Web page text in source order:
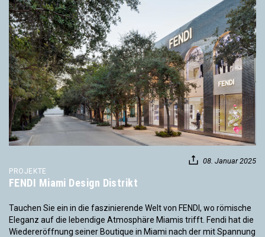
08. Januar 2025
PROJEKTE
FENDI Miami Design Distrikt
Tauchen Sie ein in die faszinierende Welt von FENDI, wo römische
Eleganz auf die lebendige Atmosphäre Miamis trifft. Fendi hat die
Wiedereröffnung seiner Boutique in Miami nach der mit Spannung